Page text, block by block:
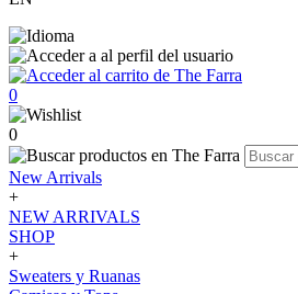
0
0
New Arrivals
+
NEW ARRIVALS
SHOP
+
Sweaters y Ruanas